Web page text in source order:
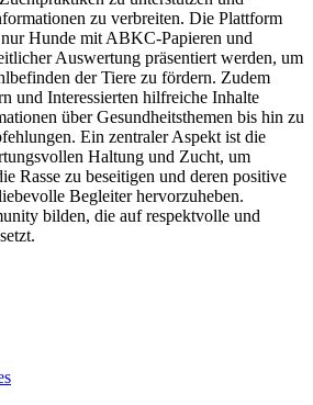
zu verbreiten. Die Plattform
Hunde mit ABKC-Papieren und
Auswertung präsentiert werden, um
der Tiere zu fördern. Zudem
und Interessierten hilfreiche Inhalte
über Gesundheitsthemen bis hin zu
Ein zentraler Aspekt ist die
Haltung und Zucht, um
Rasse zu beseitigen und deren positive
Begleiter hervorzuheben.
bilden, die auf respektvolle und